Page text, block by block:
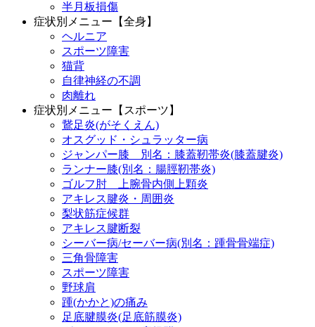
半月板損傷
症状別メニュー【全身】
ヘルニア
スポーツ障害
猫背
自律神経の不調
肉離れ
症状別メニュー【スポーツ】
鵞足炎(がそくえん)
オスグッド・シュラッター病
ジャンパー膝 別名：膝蓋靭帯炎(膝蓋腱炎)
ランナー膝(別名：腸脛靭帯炎)
ゴルフ肘 上腕骨内側上顆炎
アキレス腱炎・周囲炎
梨状筋症候群
アキレス腱断裂
シーバー病/セーバー病(別名：踵骨骨端症)
三角骨障害
スポーツ障害
野球肩
踵(かかと)の痛み
足底腱膜炎(足底筋膜炎)